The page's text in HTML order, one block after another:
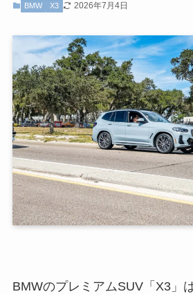
BMW X3 2026年7月4日
BMWのプレミアムSUV「X3」